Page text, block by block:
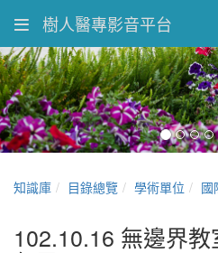
樹人醫專影音平台
知識庫 目錄總覽 學術單位 國
102.10.16 無邊界